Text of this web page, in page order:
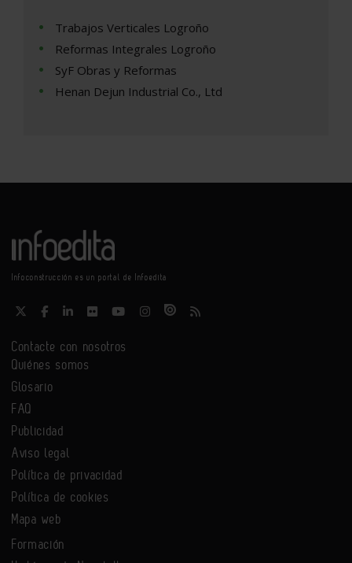
Trabajos Verticales Logroño
Reformas Integrales Logroño
SyF Obras y Reformas
Henan Dejun Industrial Co., Ltd
Infoconstrucción es un portal de Infoedita
Contacte con nosotros
Quiénes somos
Glosario
FAQ
Publicidad
Aviso legal
Política de privacidad
Política de cookies
Mapa web
Formación